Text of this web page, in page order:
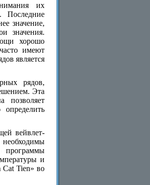
их
Последние
значение,
значения.
хорошо
имеют
является
рядов,
Эта
позволяет
вейвлет-
необходимы
программы
и
Tien» во